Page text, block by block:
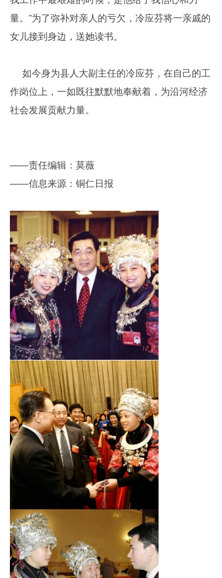
量。”为了弥补对亲人的亏欠，冷应芬将一亲戚的
女儿接到身边，送她读书。
如今身为县人大副主任的冷应芬，在自己的工
作岗位上，一如既往默默地奉献着，为沿河经济
社会发展贡献力量。
——责任编辑：莫薇
——信息来源：铜仁日报